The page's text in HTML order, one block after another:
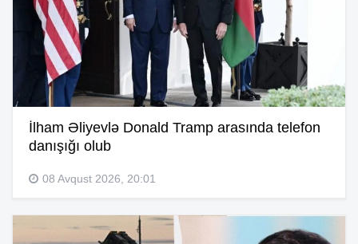
İlham Əliyevlə Donald Tramp arasında telefon
danışığı olub
08 Avqust 2026, 20:01